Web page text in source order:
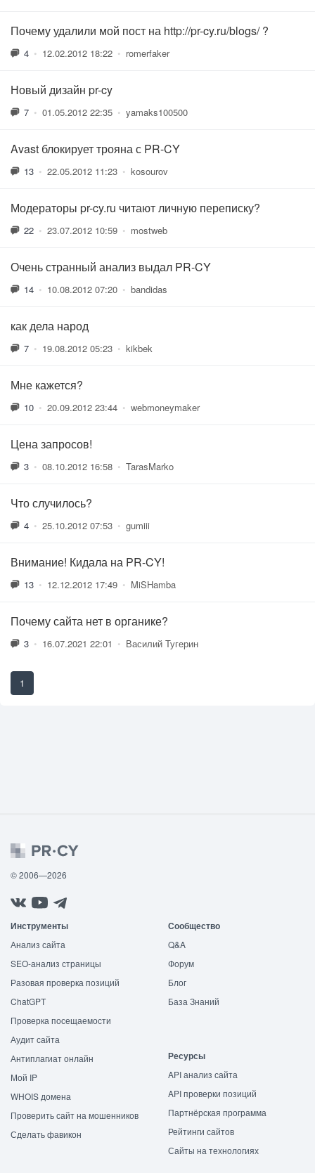
Почему удалили мой пост на http://pr-cy.ru/blogs/ ?
4 • 12.02.2012 18:22 • romerfaker
Новый дизайн pr-cy
7 • 01.05.2012 22:35 • yamaks100500
Avast блокирует трояна с PR-CY
13 • 22.05.2012 11:23 • kosourov
Модераторы pr-cy.ru читают личную переписку?
22 • 23.07.2012 10:59 • mostweb
Очень странный анализ выдал PR-CY
14 • 10.08.2012 07:20 • bandidas
как дела народ
7 • 19.08.2012 05:23 • kikbek
Мне кажется?
10 • 20.09.2012 23:44 • webmoneymaker
Цена запросов!
3 • 08.10.2012 16:58 • TarasMarko
Что случилось?
4 • 25.10.2012 07:53 • gumiii
Внимание! Кидала на PR-CY!
13 • 12.12.2012 17:49 • MiSHamba
Почему сайта нет в органике?
3 • 16.07.2021 22:01 • Василий Тугерин
1
© 2006—2026
Инструменты
Анализ сайта
SEO-анализ страницы
Разовая проверка позиций
ChatGPT
Проверка посещаемости
Аудит сайта
Антиплагиат онлайн
Мой IP
WHOIS домена
Проверить сайт на мошенников
Сделать фавикон
Сообщество
Q&A
Форум
Блог
База Знаний
Ресурсы
API анализ сайта
API проверки позиций
Партнёрская программа
Рейтинги сайтов
Сайты на технологиях